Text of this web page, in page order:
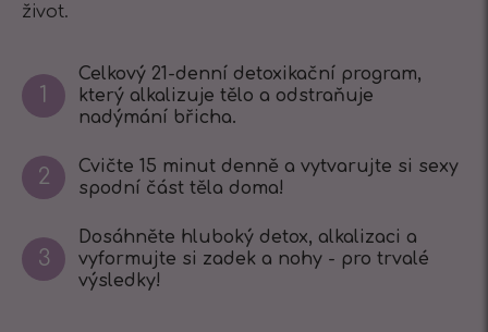
život.
1
Celkový 21-denní detoxikační program,
který alkalizuje tělo a odstraňuje
nadýmání břicha.
2
Cvičte 15 minut denně a vytvarujte si sexy
spodní část těla doma!
3
Dosáhněte hluboký detox, alkalizaci a
vyformujte si zadek a nohy - pro trvalé
výsledky!